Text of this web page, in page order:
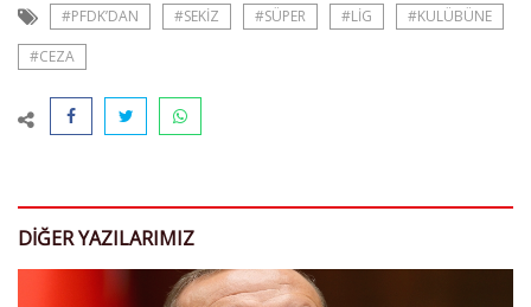
#PFDK’DAN #SEKIZ #SÜPER #LIG
#KULÜBÜNE
#CEZA
DIĞER YAZILARIMIZ